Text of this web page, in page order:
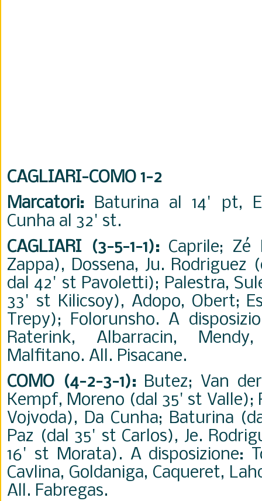
CAGLIARI-COMO 1-2
Marcatori: Baturina al 14' pt,
Cunha al 32' st.
CAGLIARI (3-5-1-1):Caprile; Zé
Zappa), Dossena, Ju. Rodriguez
dal 42' st Pavoletti); Palestra,
33' st Kilicsoy), Adopo, Obert;
Trepy); Folorunsho. A
Raterink, Albarracin,
Malfitano. All. Pisacane.
COMO (4-2-3-1):Butez; Van
Kempf, Moreno (dal 35' st Valle);
Vojvoda), Da Cunha; Baturina
Paz (dal 35' st Carlos), Je.
16' st Morata). A disposizione:
Cavlina, Goldaniga, Caqueret,
All. Fabregas.